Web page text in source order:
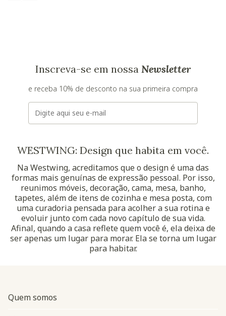
Inscreva-se em nossa Newsletter
e receba 10% de desconto na sua primeira compra
E-mail
WESTWING: Design que habita em você.
Na Westwing, acreditamos que o design é uma das
formas mais genuínas de expressão pessoal. Por isso,
reunimos móveis, decoração, cama, mesa, banho,
tapetes, além de itens de cozinha e mesa posta, com
uma curadoria pensada para acolher a sua rotina e
evoluir junto com cada novo capítulo de sua vida.
Afinal, quando a casa reflete quem você é, ela deixa de
ser apenas um lugar para morar. Ela se torna um lugar
para habitar.
Quem somos